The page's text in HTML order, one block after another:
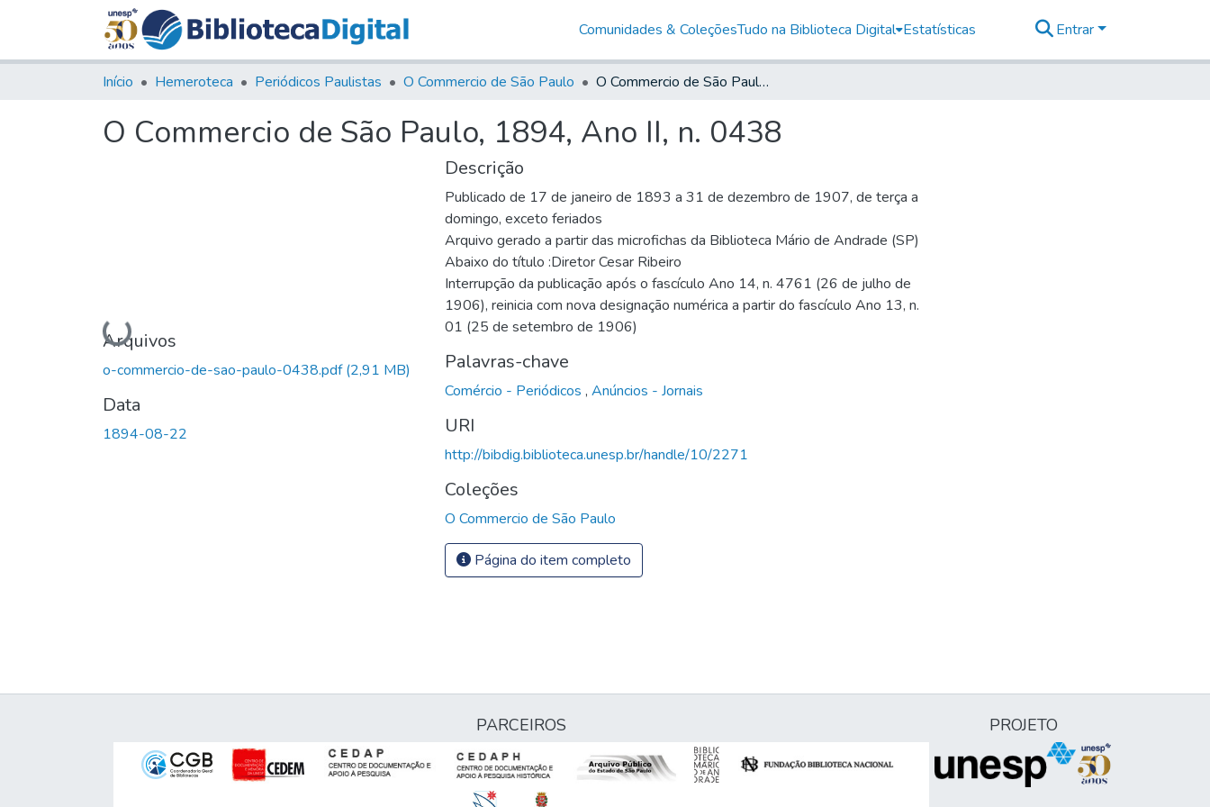
Comunidades & ColeçõesTudo na Biblioteca Digital Estatísticas Entrar
Início Hemeroteca Periódicos Paulistas O Commercio de São Paulo O Commercio de São Paulo, 1894, Ano II, n. 0438
O Commercio de São Paulo, 1894, Ano II, n. 0438
Carregando...
Arquivos
o-commercio-de-sao-paulo-0438.pdf(2,91 MB)
Data
1894-08-22
Descrição
Publicado de 17 de janeiro de 1893 a 31 de dezembro de 1907, de terça a
domingo, exceto feriados
Arquivo gerado a partir das microfichas da Biblioteca Mário de Andrade (SP)
Abaixo do título :Diretor Cesar Ribeiro
Interrupção da publicação após o fascículo Ano 14, n. 4761 (26 de julho de
1906), reinicia com nova designação numérica a partir do fascículo Ano 13, n.
01 (25 de setembro de 1906)
Palavras-chave
Comércio - Periódicos , Anúncios - Jornais
URI
http://bibdig.biblioteca.unesp.br/handle/10/2271
Coleções
O Commercio de São Paulo
Página do item completo
PARCEIROS PROJETO